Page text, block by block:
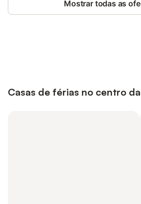
Mostrar todas as
Casas de férias no centro